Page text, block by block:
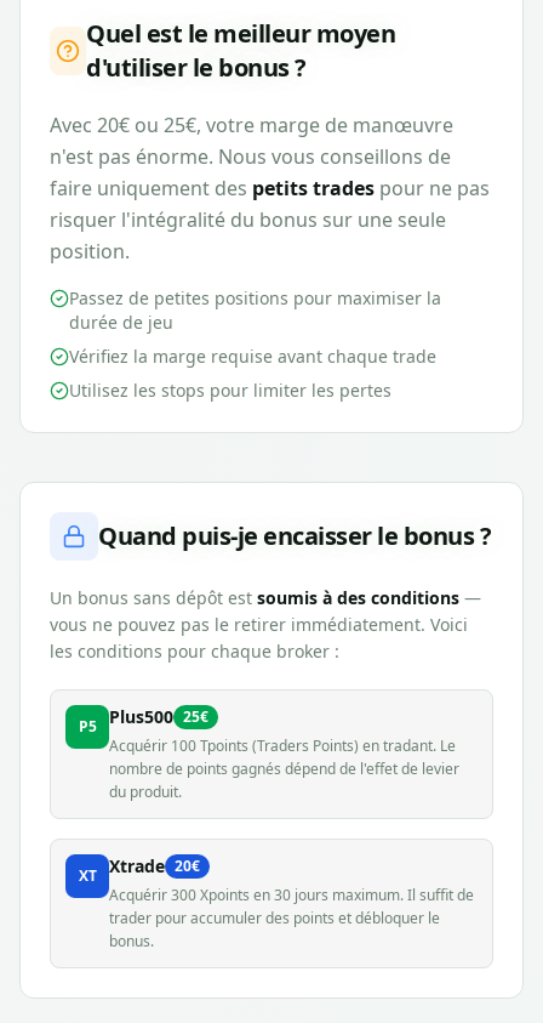
Quel est le meilleur moyen
d'utiliser le bonus ?
Avec 20€ ou 25€, votre marge de manœuvre
n'est pas énorme. Nous vous conseillons de
faire uniquement des petits trades pour ne pas
risquer l'intégralité du bonus sur une seule
position.
Passez de petites positions pour maximiser la
durée de jeu
Vérifiez la marge requise avant chaque trade
Utilisez les stops pour limiter les pertes
Quand puis-je encaisser le bonus ?
Un bonus sans dépôt est soumis à des conditions —
vous ne pouvez pas le retirer immédiatement. Voici
les conditions pour chaque broker :
P5 Plus500 25€
Acquérir 100 Tpoints (Traders Points) en tradant. Le
nombre de points gagnés dépend de l'effet de levier
du produit.
XT Xtrade 20€
Acquérir 300 Xpoints en 30 jours maximum. Il suffit de
trader pour accumuler des points et débloquer le
bonus.